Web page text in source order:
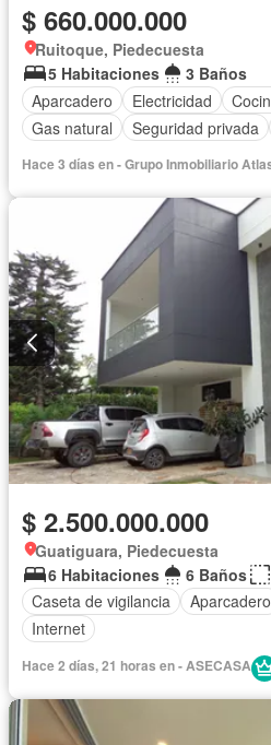
$ 660.000.000
Ruitoque, Piedecuesta
5 Habitaciones
3 Baños
Aparcadero
Electricidad
Gas natural
Seguridad privada
Hace 3 días en - Grupo Inmobiliario
$ 2.500.000.000
Guatiguara, Piedecuesta
6 Habitaciones
6 Baños
Caseta de vigilancia
Aparcadero
Internet
Hace 2 días, 21 horas en - ASECASA